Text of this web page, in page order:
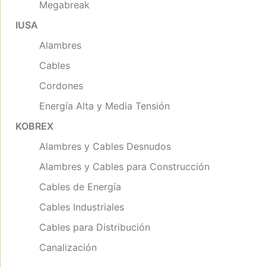
Megabreak
IUSA
Alambres
Cables
Cordones
Energía Alta y Media Tensión
KOBREX
Alambres y Cables Desnudos
Alambres y Cables para Construcción
Cables de Energía
Cables Industriales
Cables para Distribución
Canalización